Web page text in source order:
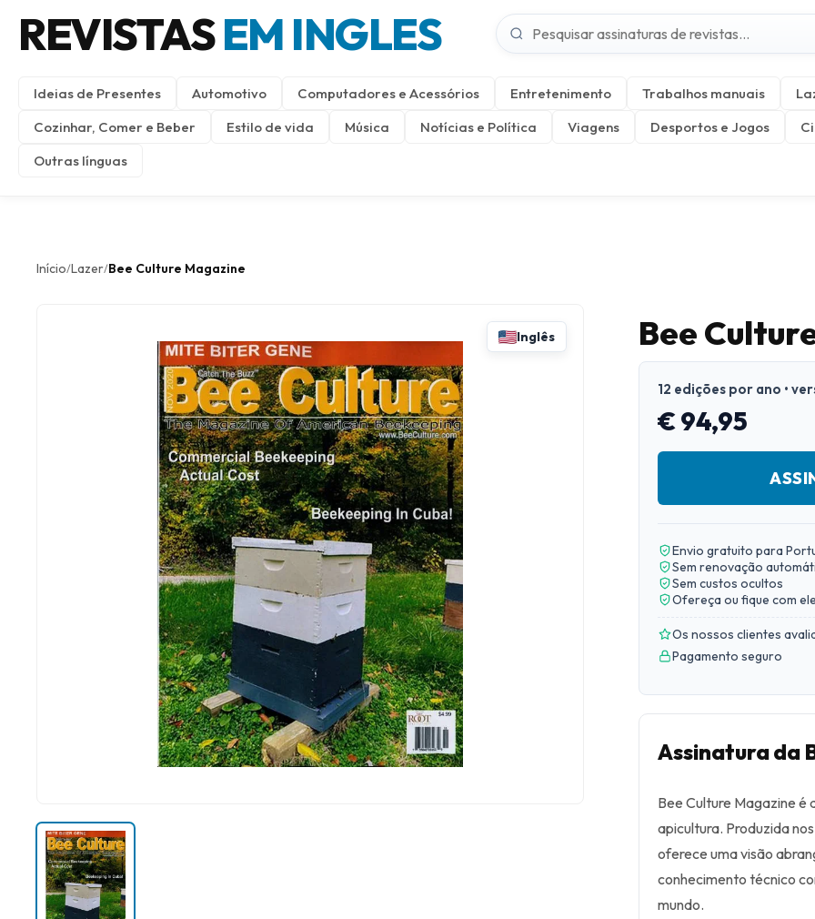
REVISTASEM INGLES
Ideias de Presentes Automotivo Computadores e Acessórios Entretenimento Trabalhos manuais
Cozinhar, Comer e Beber
Estilo de vida Música Notícias e Política Viagens Desportos e Jogos
Outras línguas
Início/Lazer/Bee Culture Magazine
Inglês Bee
12 edições por ano •
€ 94,95
Envio gratuito para
Sem renovação
Sem custos ocultos
Ofereça ou fique com
Os nossos clientes
Pagamento seguro
Assinatura da
Bee Culture Magazine é
apicultura. Produzida
oferece uma visão
conhecimento técnico
mundo.